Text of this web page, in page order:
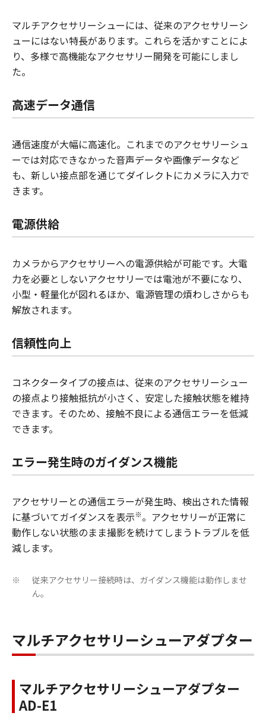
マルチアクセサリーシューには、従来のアクセサリーシ
ューにはない特長があります。これらを活かすことによ
り、多様で高機能なアクセサリー開発を可能にしまし
た。
高速データ通信
通信速度が大幅に高速化。これまでのアクセサリーシュ
ーでは対応できなかった音声データや画像データなど
も、新しい接点部を通じてダイレクトにカメラに入力で
きます。
電源供給
カメラからアクセサリーへの電源供給が可能です。大電
力を必要としないアクセサリーでは電池が不要になり、
小型・軽量化が図れるほか、電源管理の煩わしさからも
解放されます。
信頼性向上
コネクタータイプの接点は、従来のアクセサリーシュー
の接点より接触抵抗が小さく、安定した接触状態を維持
できます。そのため、接触不良による通信エラーを低減
できます。
エラー発生時のガイダンス機能
アクセサリーとの通信エラーが発生時、検出された情報
に基づいてガイダンスを表示※。アクセサリーが正常に
動作しない状態のまま撮影を続けてしまうトラブルを低
減します。
※
従来アクセサリー接続時は、ガイダンス機能は動作しませ
ん。
マルチアクセサリーシューアダプター
マルチアクセサリーシューアダプター
AD-E1